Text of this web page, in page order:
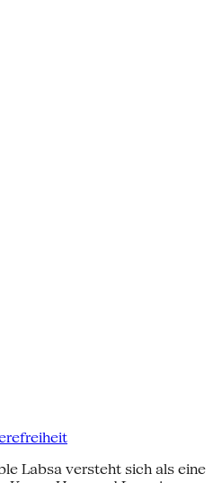
Labsa versteht sich als eine